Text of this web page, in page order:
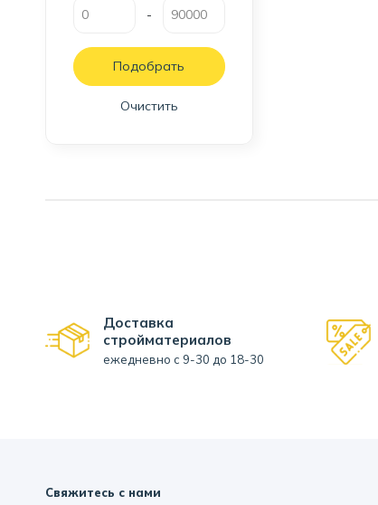
-
Очистить
Доставка
стройматериалов
ежедневно с 9-30 до 18-30
Свяжитесь с нами